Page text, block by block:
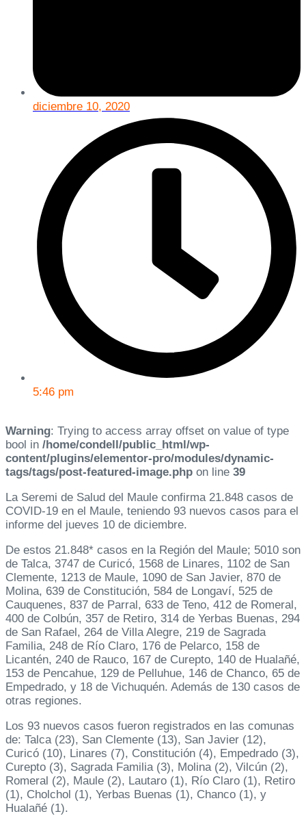
diciembre 10, 2020
5:46 pm
Warning: Trying to access array offset on value of type
bool in /home/condell/public_html/wp-
content/plugins/elementor-pro/modules/dynamic-
tags/tags/post-featured-image.php on line 39
La Seremi de Salud del Maule confirma 21.848 casos de
COVID-19 en el Maule, teniendo 93 nuevos casos para el
informe del jueves 10 de diciembre.
De estos 21.848* casos en la Región del Maule; 5010 son
de Talca, 3747 de Curicó, 1568 de Linares, 1102 de San
Clemente, 1213 de Maule, 1090 de San Javier, 870 de
Molina, 639 de Constitución, 584 de Longaví, 525 de
Cauquenes, 837 de Parral, 633 de Teno, 412 de Romeral,
400 de Colbún, 357 de Retiro, 314 de Yerbas Buenas, 294
de San Rafael, 264 de Villa Alegre, 219 de Sagrada
Familia, 248 de Río Claro, 176 de Pelarco, 158 de
Licantén, 240 de Rauco, 167 de Curepto, 140 de Hualañé,
153 de Pencahue, 129 de Pelluhue, 146 de Chanco, 65 de
Empedrado, y 18 de Vichuquén. Además de 130 casos de
otras regiones.
Los 93 nuevos casos fueron registrados en las comunas
de: Talca (23), San Clemente (13), San Javier (12),
Curicó (10), Linares (7), Constitución (4), Empedrado (3),
Curepto (3), Sagrada Familia (3), Molina (2), Vilcún (2),
Romeral (2), Maule (2), Lautaro (1), Río Claro (1), Retiro
(1), Cholchol (1), Yerbas Buenas (1), Chanco (1), y
Hualañé (1).